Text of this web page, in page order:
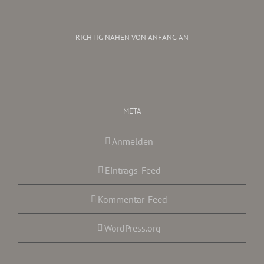
RICHTIG NÄHEN VON ANFANG AN
META
Anmelden
Eintrags-Feed
Kommentar-Feed
WordPress.org